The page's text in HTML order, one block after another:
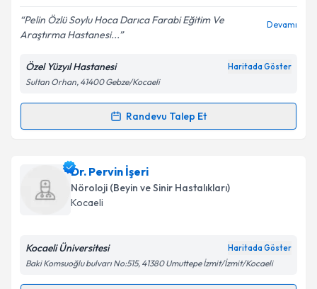
Kişisel verilerimin işlenmesine ilişkin
Aydınlatma
Metni'ni okudum ve kişisel verilerimin belirtilen
kapsamda işlenmesini kabul ediyorum.
Pelin Özlü Soylu Hoca Darıca Farabi Eğitim Ve
Araştırma Hastanesi...
Devamı
Özel Yüzyıl Hastanesi Haritada Göster
Sultan Orhan, 41400 Gebze/Kocaeli
Randevu Talep Et
Randevu Takvimi Talebi
Uzm. Dr. Pelin Özlüiçin randevu takvimi talebi
oluşturun. Size bu uzmandan randevu almanız için bir
takvim hazırlandığında e-posta ile bilgilendireceğiz.
Dr. Pervin İşeri
Nöroloji (Beyin ve Sinir Hastalıkları)
Kocaeli
Kocaeli Üniversitesi Haritada Göster
Baki Komsuoğlu bulvarı No:515, 41380 Umuttepe İzmit/İzmit/Kocaeli